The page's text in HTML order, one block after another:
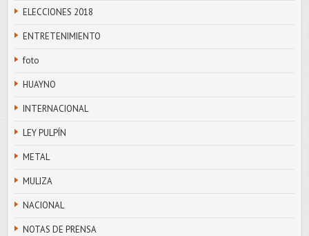
ELECCIONES 2018
ENTRETENIMIENTO
foto
HUAYNO
INTERNACIONAL
LEY PULPÍN
METAL
MULIZA
NACIONAL
NOTAS DE PRENSA